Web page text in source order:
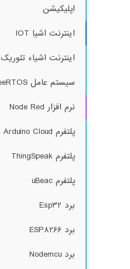
اپلیکیشن
اینترنت اشیا IOT
اینترنت اشیاء تئوریک
سیستم عامل FreeRTOS
نرم افزار Node Red
پلتفرم Arduino Cloud
پلتفرم ThingSpeak
پلتفرم uBeac
برد Esp32
برد ESP8266
برد Nodemcu